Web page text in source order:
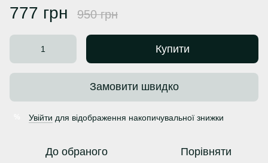
777 грн 950 грн
Купити
Замовити швидко
Увійти для відображення накопичувальної знижки
До обраного Порівняти